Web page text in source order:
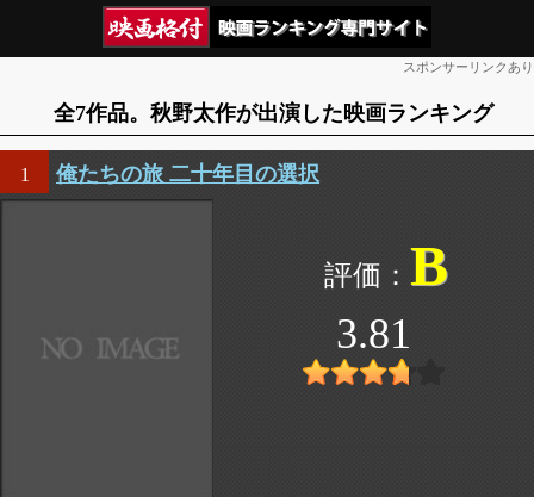
スポンサーリンクあり
全7作品。秋野太作が出演した映画ランキング
1 俺たちの旅 二十年目の選択
B
3.81